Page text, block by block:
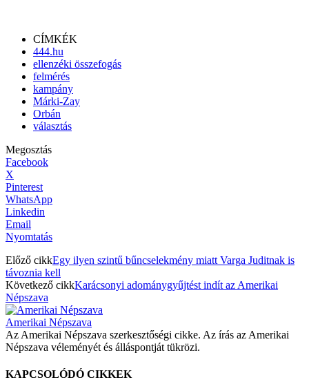
CÍMKÉK
444.hu
ellenzéki összefogás
felmérés
kampány
Márki-Zay
Orbán
választás
Megosztás
Facebook
X
Pinterest
WhatsApp
Linkedin
Email
Nyomtatás
Előző cikkEgy ilyen szintű bűncselekmény miatt Varga Juditnak is
távoznia kell
Következő cikkKarácsonyi adománygyűjtést indít az Amerikai
Népszava
Amerikai Népszava
Az Amerikai Népszava szerkesztőségi cikke. Az írás az Amerikai
Népszava véleményét és álláspontját tükrözi.
KAPCSOLÓDÓ CIKKEK